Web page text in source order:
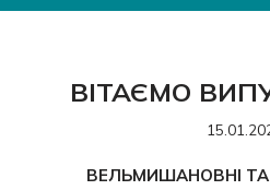
ВІТАЄМО
ВЕЛЬМИШАНОВНІ